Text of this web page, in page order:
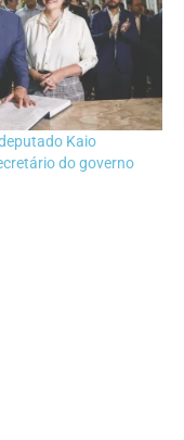
Kaio
do governo